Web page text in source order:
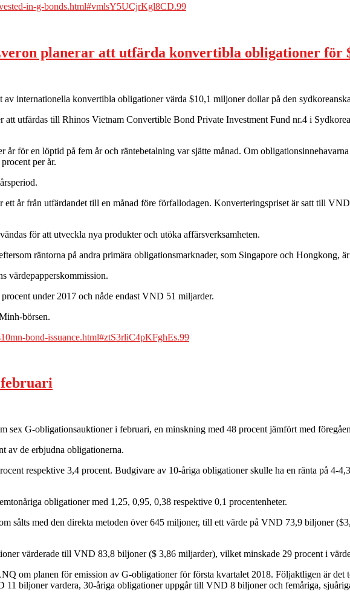
in-g-bonds.html#vmlsY5UCjrKgl8CD.99
planerar att utfärda konvertibla obligationer för
internationella konvertibla obligationer värda $10,1 miljoner dollar på den
utfärdas till Rhinos Vietnam Convertible Bond Private Investment Fund nr.4 i
för en löptid på fem år och räntebetalning var sjätte månad. Om
per år.
år från utfärdandet till en månad före förfallodagen. Konverteringspriset är satt till
för att utveckla nya produkter och utöka affärsverksamheten.
räntorna på andra primära obligationsmarknader, som Singapore och Hongkong,
värdepapperskommission.
under 2017 och nåde endast VND 51 miljarder.
börsen.
bond-issuance.html#ztS3rliC4pKFghEs.99
februari
G-obligationsauktioner i februari, en minskning med 48 procent jämfört med
av de erbjudna obligationerna.
respektive 3,4 procent. Budgivare av 10-åriga obligationer skulle ha en ränta på 4-
obligationer med 1,25, 0,95, 0,38 respektive 0,1 procentenheter.
sålts med den direkta metoden över 645 miljoner, till ett värde på VND 73,9 biljoner
värderade till VND 83,8 biljoner ($ 3,86 miljarder), vilket minskade 29 procent i
om planen för emission av G-obligationer för första kvartalet 2018. Följaktligen är det
biljoner vardera, 30-åriga obligationer uppgår till VND 8 biljoner och femåriga,